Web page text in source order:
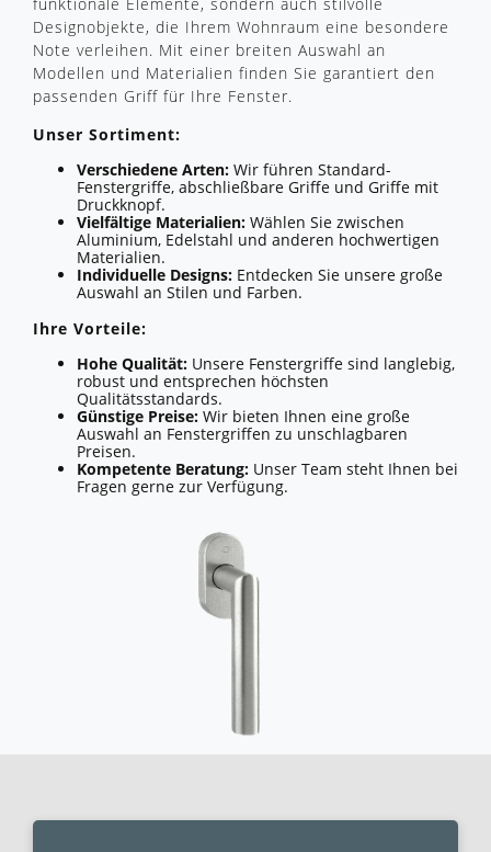
Designobjekte, die Ihrem Wohnraum eine besondere
Note verleihen. Mit einer breiten Auswahl an
Modellen und Materialien finden Sie garantiert den
passenden Griff für Ihre Fenster.
Unser Sortiment:
Verschiedene Arten: Wir führen Standard-
Fenstergriffe, abschließbare Griffe und Griffe mit
Druckknopf.
Vielfältige Materialien: Wählen Sie zwischen
Aluminium, Edelstahl und anderen hochwertigen
Materialien.
Individuelle Designs: Entdecken Sie unsere große
Auswahl an Stilen und Farben.
Ihre Vorteile:
Hohe Qualität: Unsere Fenstergriffe sind langlebig,
robust und entsprechen höchsten
Qualitätsstandards.
Günstige Preise: Wir bieten Ihnen eine große
Auswahl an Fenstergriffen zu unschlagbaren
Preisen.
Kompetente Beratung: Unser Team steht Ihnen bei
Fragen gerne zur Verfügung.